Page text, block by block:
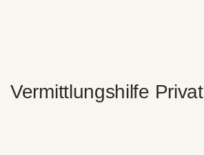
Vermittlungshilfe Privat